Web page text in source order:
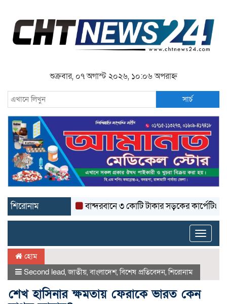
শুক্রবার, ০৭ অগাস্ট ২০২৬, ১০:০৬ অপরাহ্ন
সার্চ
শিরোনাম বান্দরবানে ৩ কোটি টাকার সড়কের কার্পেটিং উঠে
Toggle
হোম
Second lead,জাতীয়,বাংলাদেশ,বিশেষ প্রতিবেদন,শিরোনাম
শেখ হাসিনার ক্ষমতায় ফেরাকে ভারত কেন